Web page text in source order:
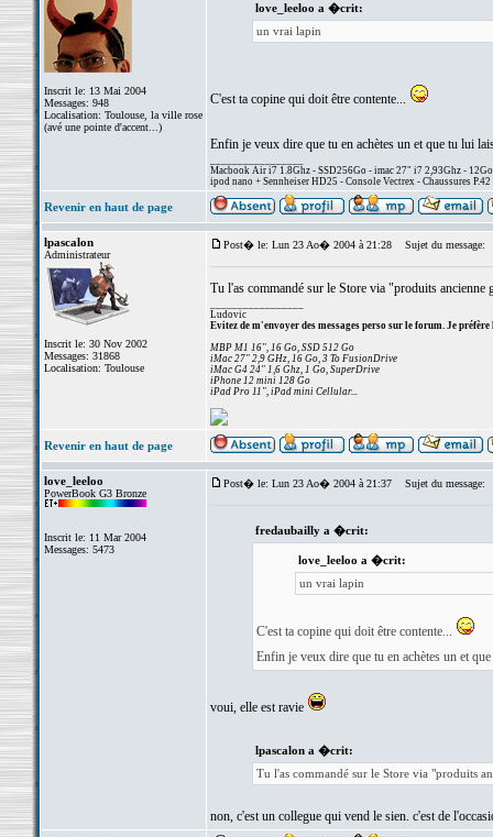
Inscrit le: 13 Mai 2004
Messages: 948
Localisation: Toulouse, la ville rose
(avé une pointe d'accent...)
love_leeloo a �crit:
un vrai lapin
C'est ta copine qui doit être contente...
Enfin je veux dire que tu en achètes un et que tu lui
Macbook Air i7 1.8Ghz - SSD256Go - imac 27" i7 2,93Ghz -
ipod nano + Sennheiser HD25 - Console Vectrex - Chaussures
Revenir en haut de page
lpascalon
Administrateur
Inscrit le: 30 Nov 2002
Messages: 31868
Localisation: Toulouse
Post� le: Lun 23 Ao� 2004 à 21:28 Sujet du message:
Tu l'as commandé sur le Store via "produits ancienne
Ludovic
Evitez de m'envoyer des messages perso sur le forum. Je préfère
MBP M1 16", 16 Go, SSD 512 Go
iMac 27" 2,9 GHz, 16 Go, 3 To FusionDrive
iMac G4 24" 1,6 Ghz, 1 Go, SuperDrive
iPhone 12 mini 128 Go
iPad Pro 11", iPad mini Cellular...
Revenir en haut de page
love_leeloo
PowerBook G3 Bronze
Inscrit le: 11 Mar 2004
Messages: 5473
Post� le: Lun 23 Ao� 2004 à 21:37 Sujet du message:
fredaubailly a �crit:
love_leeloo a �crit:
un vrai lapin
C'est ta copine qui doit être contente...
Enfin je veux dire que tu en achètes un et
voui, elle est ravie
lpascalon a �crit:
Tu l'as commandé sur le Store via "produits
non, c'est un collegue qui vend le sien. c'est de